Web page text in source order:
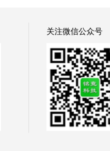
关注微信公众号